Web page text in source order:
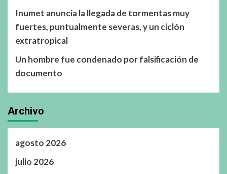
Inumet anuncia la llegada de tormentas muy
fuertes, puntualmente severas, y un ciclón
extratropical
Un hombre fue condenado por falsificación de
documento
Archivo
agosto 2026
julio 2026